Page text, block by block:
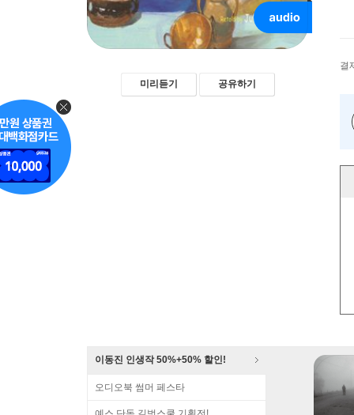
미리듣기 공유하기
결
이동진 인생작 50%+50% 할인!
오디오북 썸머 페스타